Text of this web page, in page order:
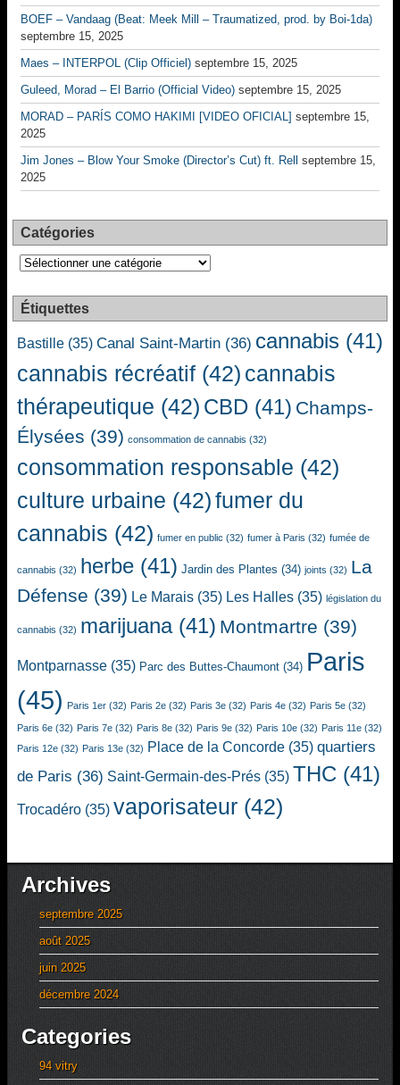
BOEF – Vandaag (Beat: Meek Mill – Traumatized, prod. by Boi-1da)
septembre 15, 2025
Maes – INTERPOL (Clip Officiel) septembre 15, 2025
Guleed, Morad – El Barrio (Official Video) septembre 15, 2025
MORAD – PARÍS COMO HAKIMI [VIDEO OFICIAL] septembre 15,
2025
Jim Jones – Blow Your Smoke (Director’s Cut) ft. Rell
septembre 15,
2025
Catégories
Catégories
Étiquettes
Bastille (35) Canal Saint-Martin (36) cannabis (41)
cannabis récréatif (42) cannabis
thérapeutique (42) CBD (41) Champs-
Élysées (39) consommation de cannabis (32)
consommation responsable (42)
culture urbaine (42)fumer du
cannabis (42) fumer en public (32) fumer à Paris (32) fumée de
cannabis (32) herbe (41) Jardin des Plantes (34) joints (32) La
Défense (39) Le Marais (35) Les Halles (35) législation du
cannabis (32) marijuana(41) Montmartre (39)
Montparnasse (35) Parc des Buttes-Chaumont (34) Paris
(45) Paris 1er (32) Paris 2e (32) Paris 3e (32) Paris 4e (32) Paris 5e (32)
Paris 6e (32) Paris 7e (32) Paris 8e (32) Paris 9e (32) Paris 10e (32) Paris 11e (32)
Paris 12e (32) Paris 13e (32) Place de la Concorde (35) quartiers
de Paris (36) Saint-Germain-des-Prés (35) THC (41)
Trocadéro (35) vaporisateur (42)
Archives
septembre 2025
août 2025
juin 2025
décembre 2024
Categories
94 vitry